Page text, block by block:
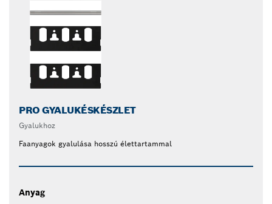
PRO GYALUKÉSKÉSZLET
Gyalukhoz
Faanyagok gyalulása hosszú élettartammal
Anyag